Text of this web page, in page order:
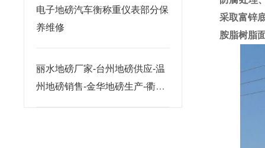
电子地磅汽车衡称重仪表部分保
养维修
丽水地磅厂家-台州地磅供应-温
州地磅销售-金华地磅生产-衢州
采取富锌
胺脂树脂